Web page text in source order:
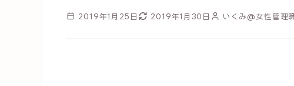
2019年1月25日 2019年1月30日 いくみ@女性管理